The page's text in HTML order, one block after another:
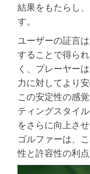
結果をもたらし
す。
ユーザーの証言
することで得ら
く、プレーヤー
力に対してより
この安定性の感
ティングスタイ
をさらに向上さ
ゴルファーは、
性と許容性の利